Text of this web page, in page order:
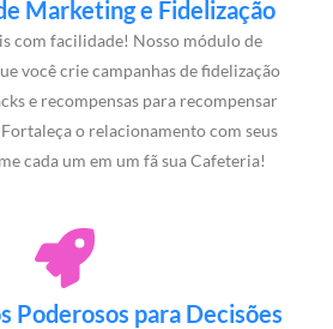
Marketing e Fidelização
com facilidade! Nosso módulo de
você crie campanhas de fidelização
e recompensas para recompensar
o relacionamento com seus
cada um em um fã sua Cafeteria!
Poderosos para Decisões